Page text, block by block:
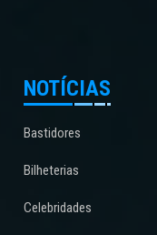
NOTÍCIAS
Bastidores
Bilheterias
Celebridades